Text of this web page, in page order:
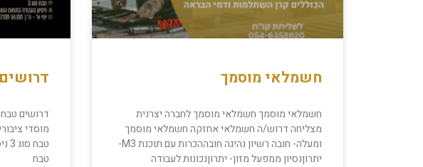
חשמלאי מוסמך
חשמלאי מוסמך חשמלאי מוסמך לחברה יצרנית
מצליחה דרוש/ה חשמלאי אחזקה חשמלאי מוסמך
ומעלה- חובה רשיון נהיגה חובההכרות עם תוכנת M3-
יתרוןנסיון ממפעל מזון- יתרוןנכונות לעבודה
דרושים
מוסדי
טבח